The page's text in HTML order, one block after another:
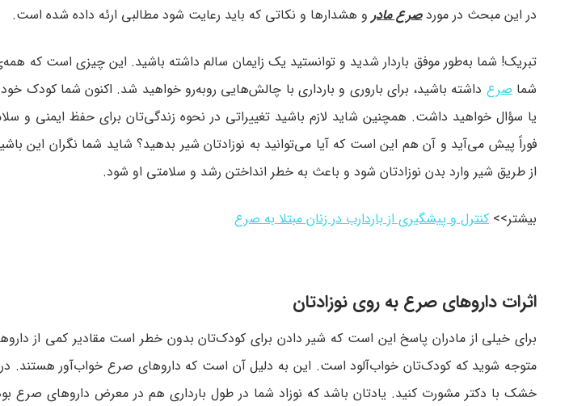
در این مبحث در موردصرع مادرو هشدارها و نکاتی که باید رعایت شود مطالبی ارئه داده شده است.
تبریک! شما به‌طور موفق باردار شدید و توانستید یک زایمان سالم داشته باشید. این چیزی است که
شماصرع داشته باشید، برای باروری و بارداری با چالش‌هایی روبه‌رو خواهید شد. اکنون شما کودک خود
یا سؤال خواهید داشت. همچنین شاید لازم باشید تغییراتی در نحوه زندگی‌تان برای حفظ ایمنی و
فوراً پیش می‌آید و آن هم این است که آیا می‌توانید به نوزادتان شیر بدهید؟ شاید شما نگران این
از طریق شیر وارد بدن نوزادتان شود و باعث به خطر انداختن رشد و سلامتی او شود.
بیشتر>> کنترل و پیشگیری از باردارب در زنان مبتلا به صرع
اثرات داروهای صرع به روی نوزادتان
برای خیلی از مادران پاسخ این است که شیر دادن برای کودک‌تان بدون خطر است مقادیر کمی از
متوجه شوید که کودک‌تان خواب‌آلود است. این به دلیل آن است که داروهای صرع خواب‌آور هستند.
خشک با دکتر مشورت کنید. یادتان باشد که نوزاد شما در طول بارداری هم در معرض داروهای صرع